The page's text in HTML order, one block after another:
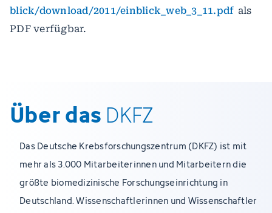
blick/download/2011/einblick_web_3_11.pdf als
PDF verfügbar.
Über das DKFZ
Das Deutsche Krebsforschungszentrum (DKFZ) ist mit
mehr als 3.000 Mitarbeiterinnen und Mitarbeitern die
größte biomedizinische Forschungseinrichtung in
Deutschland. Wissenschaftlerinnen und Wissenschaftler